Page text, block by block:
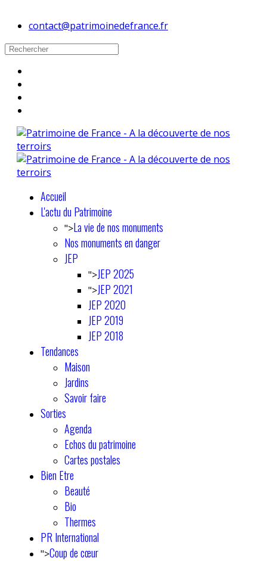
contact@patrimoinedefrance.fr
Accueil
L'actu du Patrimoine
">La vie de nos monuments
Nos monuments en danger
JEP
">JEP 2025
">JEP 2021
JEP 2020
JEP 2019
JEP 2018
Tendances
Maison
Jardins
Savoir faire
Sorties
Agenda
Echos du patrimoine
Cartes postales
Bien Etre
Beauté
Bio
Thermes
PR International
">Coup de cœur